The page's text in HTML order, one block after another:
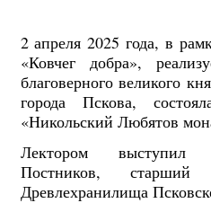
2 апреля 2025 года, в
«Ковчег добра»,
благоверного великого
города Пскова,
«Никольский Любятов
Лектором выступил
Постников, старший
Древлехранилища